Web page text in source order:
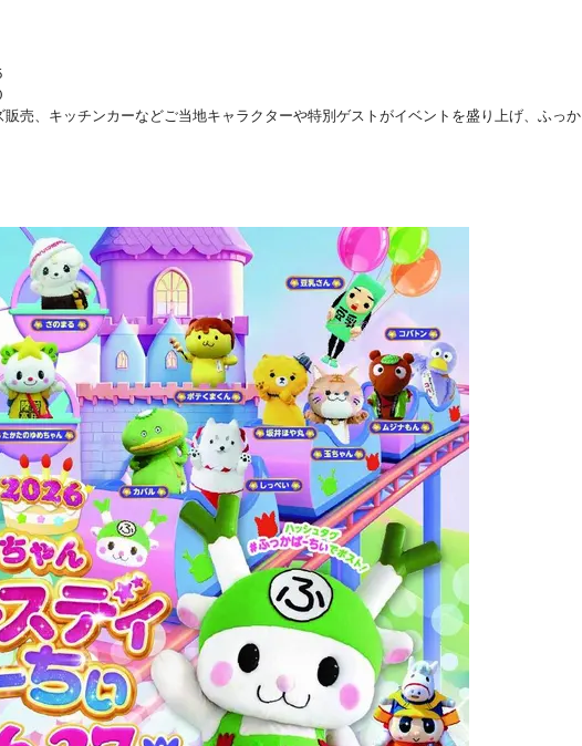
売、キッチンカーなどご当地キャラクターや特別ゲストがイベントを盛り上げ、ふっか